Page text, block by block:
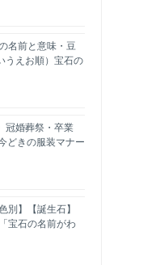
名前と意味・豆
うえお順）宝石の
冠婚葬祭・卒業
どきの服装マナー
別】【誕生石】
宝石の名前がわ